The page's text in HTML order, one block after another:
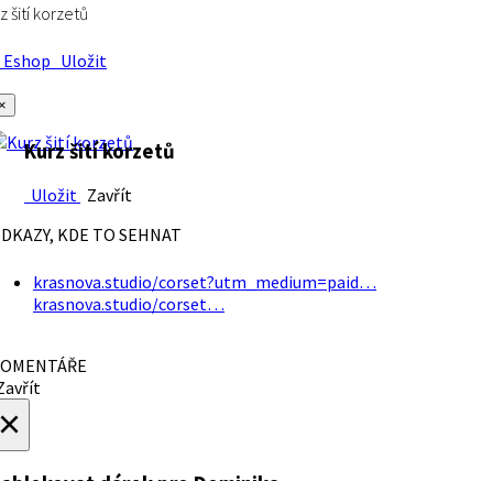
šití korzetů
Uložit
Kurz šití korzetů
Uložit Zavřít
KDE TO SEHNAT
krasnova.studio/corset?utm_medium=paid…
krasnova.studio/corset…